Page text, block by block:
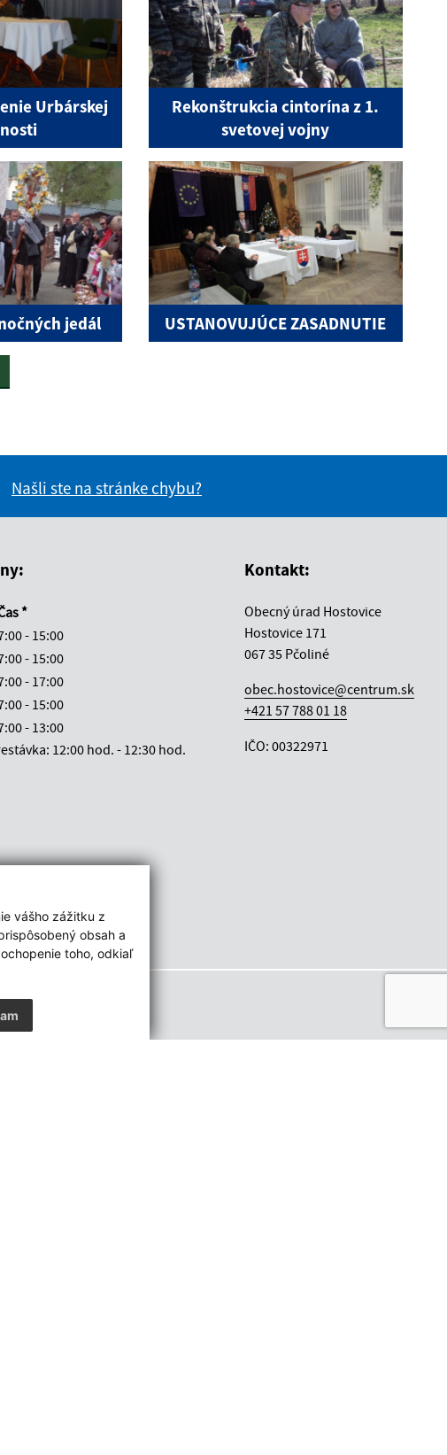
vášho zážitku z
obsah a
toho, odkiaľ
Urbárskej
Rekonštrukcia cintorína z 1.
svetovej vojny
jedál USTANOVUJÚCE ZASADNUTIE
Našli ste na stránke chybu?
*
- 15:00
- 15:00
- 17:00
- 15:00
- 13:00
12:00 hod. - 12:30 hod.
Kontakt:
Obecný úrad Hostovice
Hostovice 171
067 35 Pčoliné
obec.hostovice@centrum.sk
+421 57 788 01 18
IČO: 00322971